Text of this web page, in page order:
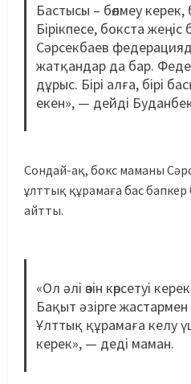
Бастысы – бөлмеу керек,
Бірікпесе, бокста
Сәрсекбаев
жатқандар да бар.
дұрыс. Бірі алға, бірі
екен», — дейді
Сондай-ақ, бокс маманы
ұлттық құрамаға бас бапкер
айтты.
«Ол әлі өзін көрсетуі
Бақыт әзірге
Ұлттық құрамаға келу
керек», — деді маман.